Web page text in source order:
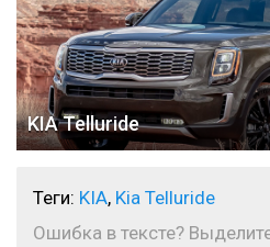
KIA Telluride
Теги: KIA, Kia Telluride
Ошибка в тексте?